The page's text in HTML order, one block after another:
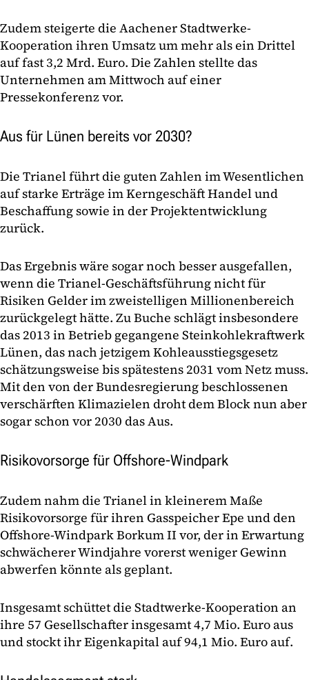
Zudem steigerte die Aachener Stadtwerke-
Kooperation ihren Umsatz um mehr als ein Drittel
auf fast 3,2 Mrd. Euro. Die Zahlen stellte das
Unternehmen am Mittwoch auf einer
Pressekonferenz vor.
Aus für Lünen bereits vor 2030?
Die Trianel führt die guten Zahlen im Wesentlichen
auf starke Erträge im Kerngeschäft Handel und
Beschaffung sowie in der Projektentwicklung
zurück.
Das Ergebnis wäre sogar noch besser ausgefallen,
wenn die Trianel-Geschäftsführung nicht für
Risiken Gelder im zweistelligen Millionenbereich
zurückgelegt hätte. Zu Buche schlägt insbesondere
das 2013 in Betrieb gegangene Steinkohlekraftwerk
Lünen, das nach jetzigem Kohleausstiegsgesetz
schätzungsweise bis spätestens 2031 vom Netz muss.
Mit den von der Bundesregierung beschlossenen
verschärften Klimazielen droht dem Block nun aber
sogar schon vor 2030 das Aus.
Risikovorsorge für Offshore-Windpark
Zudem nahm die Trianel in kleinerem Maße
Risikovorsorge für ihren Gasspeicher Epe und den
Offshore-Windpark Borkum II vor, der in Erwartung
schwächerer Windjahre vorerst weniger Gewinn
abwerfen könnte als geplant.
Insgesamt schüttet die Stadtwerke-Kooperation an
ihre 57 Gesellschafter insgesamt 4,7 Mio. Euro aus
und stockt ihr Eigenkapital auf 94,1 Mio. Euro auf.